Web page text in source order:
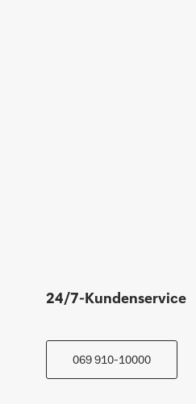
24/7-Kundenservice
069 910-10000